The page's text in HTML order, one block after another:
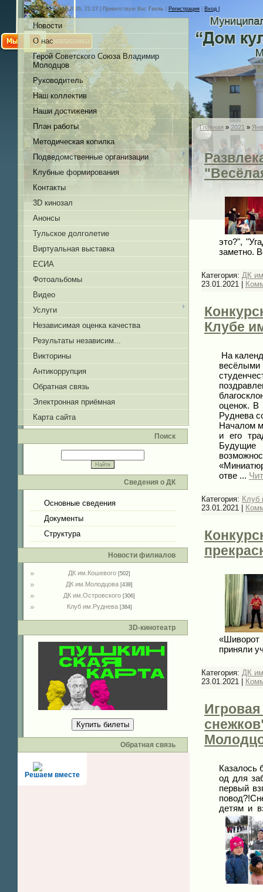
Суббота, 08.08.2026, 21:27 | Приветствую Вас Гость Регистрация Вход |
Новости
О нас
Герой Советского Союза Владимир
Молодцов
Руководитель
Наш коллектив
Наши достижения
План работы
Методическая копилка
Подведомственные организации
Клубные формирования
Контакты
3D кинозал
Анонсы
Тульское долголетие
Виртуальная выставка
ЕСИА
Фотоальбомы
Видео
Услуги
Независимая оценка качества
Результаты независим...
Викторины
Антикоррупция
Обратная связь
Электронная приёмная
Карта сайта
Поиск
Сведения о ДК
Основные сведения
Документы
Структура
Новости филиалов
ДК им.Кошевого [502]
ДК им.Молодцова [438]
ДК им.Островского [306]
Клуб им.Руднева [384]
3D-кинотеатр
Купить билеты
Обратная связь
Решаем вместе
Главная » 2021 »
это?",
заметно.
Категория: ДК
23.01.2021 |
Клубе
На
весёлыми
оценок. В
Руднева
Началом
и его
Будущие
отве ...
Категория: Клуб
23.01.2021 |
«Шиворот
приняли
Категория: ДК
23.01.2021 |
Казалось
од для
первый
детям и